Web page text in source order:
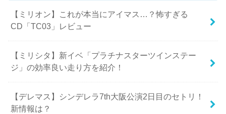
【ミリオン】これが本当にアイマス…？怖すぎる
CD「TC03」レビュー
【ミリシタ】新イベ「プラチナスターツインステー
ジ」の効率良い走り方を紹介！
【デレマス】シンデレラ7th大阪公演2日目のセトリ！
新情報は？